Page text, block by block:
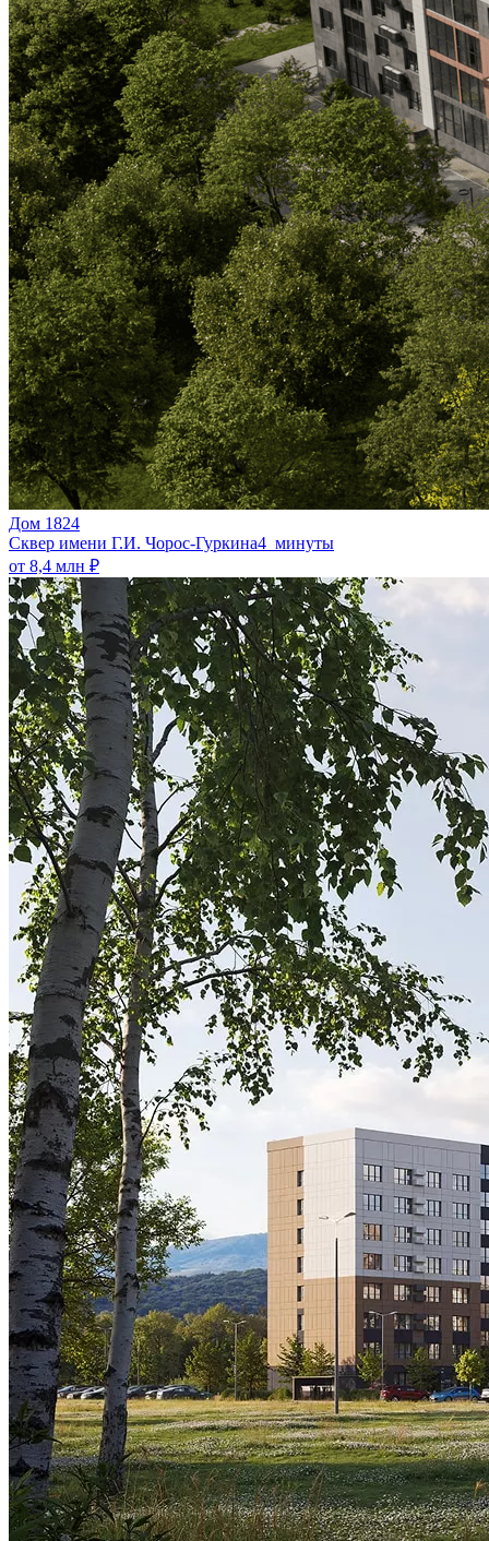
Дом 1824
Сквер имени Г.И. Чорос-Гуркина4 минуты
от 8,4 млн ₽